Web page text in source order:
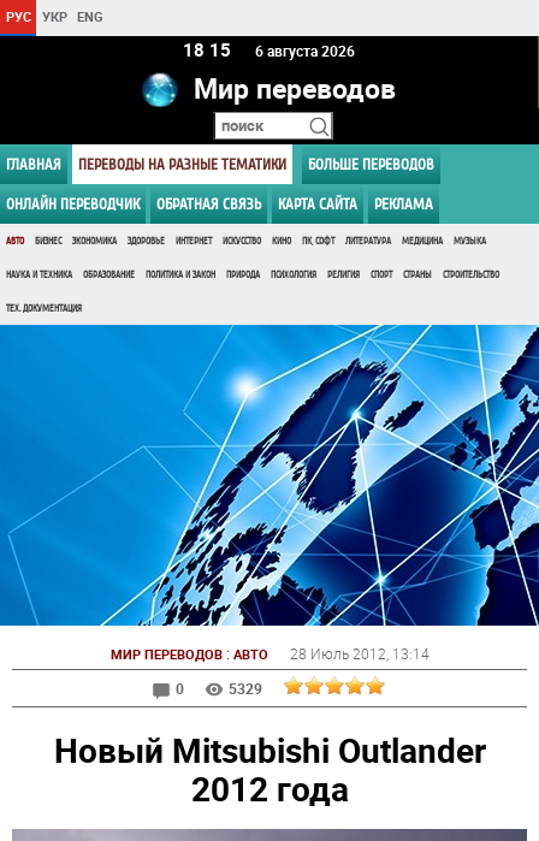
РУС УКР ENG
18:15 6 августа 2026
Мир переводов
ГЛАВНАЯ ПЕРЕВОДЫ НА РАЗНЫЕ ТЕМАТИКИ БОЛЬШЕ ПЕРЕВОДОВ
ОНЛАЙН ПЕРЕВОДЧИК ОБРАТНАЯ СВЯЗЬ КАРТА САЙТА РЕКЛАМА
АВТО БИЗНЕС ЭКОНОМИКА ЗДОРОВЬЕ ИНТЕРНЕТ ИСКУССТВО КИНО ПК, СОФТ ЛИТЕРАТУРА МЕДИЦИНА МУЗЫКА
НАУКА И ТЕХНИКА ОБРАЗОВАНИЕ ПОЛИТИКА И ЗАКОН ПРИРОДА ПСИХОЛОГИЯ РЕЛИГИЯ СПОРТ СТРАНЫ СТРОИТЕЛЬСТВО
ТЕХ. ДОКУМЕНТАЦИЯ
МИР ПЕРЕВОДОВ: АВТО 28 Июль 2012 , 13:14
0
5329
Новый Mitsubishi Outlander
2012 года